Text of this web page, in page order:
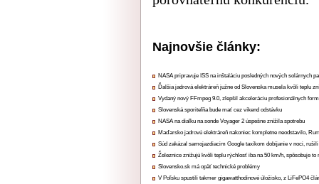
Najnovšie články:
NASA pripravuje ISS na inštaláciu posledných nových solárnych
Ďalšia jadrová elektráreň južne od Slovenska musela kvôli teplu
Vydaný nový FFmpeg 9.0, zlepšil akceleráciu profesionálnych
Slovenská sporiteľňa bude mať cez víkend odstávku
NASA na diaľku na sonde Voyager 2 úspešne znížila spotrebu
Maďarsko jadrovú elektráreň nakoniec kompletne neodstavilo,
Súd zakázal samojazdiacim Google taxíkom dobíjanie v noci,
Železnice znižujú kvôli teplu rýchlosť iba na 50 km/h, spôsobuje to
Slovensko.sk má opäť technické problémy
V Poľsku spustili takmer gigawatthodinové úložisko, z LiFePO4